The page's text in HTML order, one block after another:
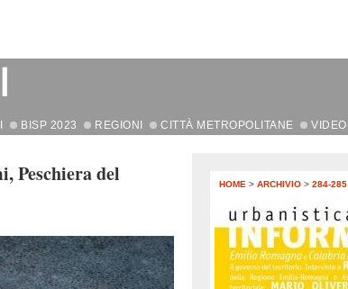
BISP 2023 REGIONI CITTÀ METROPOLITANE VIDEO
Peschiera del HOME > ARCHIVIO > 284-285